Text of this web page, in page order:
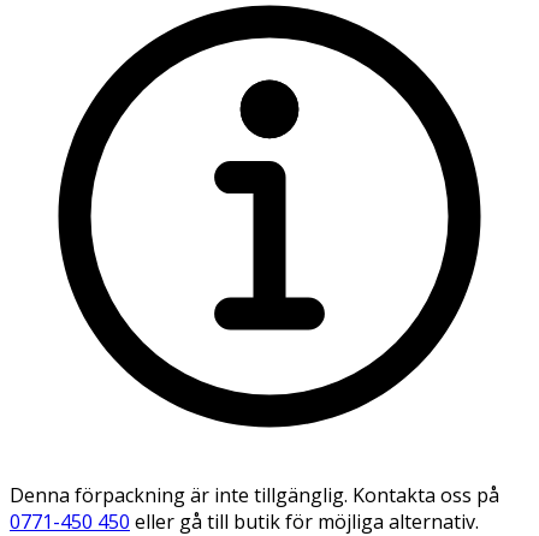
Denna förpackning är inte tillgänglig. Kontakta oss på
0771-450 450 eller gå till butik för möjliga alternativ.